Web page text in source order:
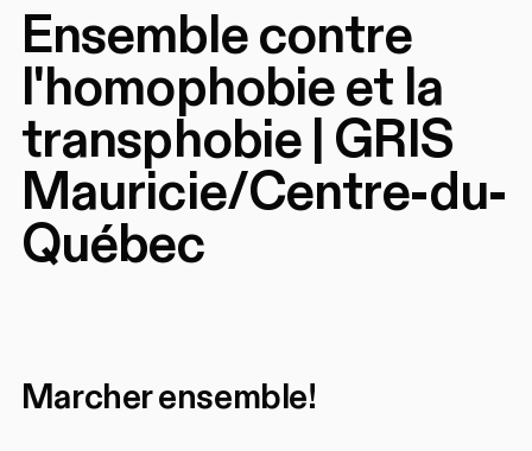
Ensemble contre
l'homophobie et la
transphobie | GRIS
Mauricie/Centre-du-
Québec
Marcher ensemble!